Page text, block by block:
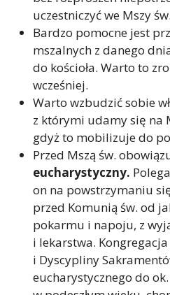
uczestniczyć we Mszy św.
Bardzo pomocne jest
mszalnych z danego
do kościoła. Warto to
wcześniej.
Warto wzbudzić sobie
z którymi udamy się na
gdyż to mobilizuje do
Przed Mszą św.
eucharystyczny. Polega
on na powstrzymaniu
przed Komunią św. od
pokarmu i napoju, z
i lekarstwa.
i Dyscypliny
eucharystycznego do